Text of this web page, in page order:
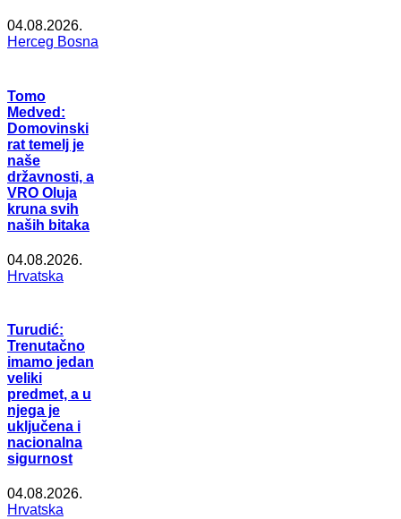
04.08.2026.
Herceg Bosna
Tomo
Medved:
Domovinski
rat temelj je
naše
državnosti, a
VRO Oluja
kruna svih
naših bitaka
04.08.2026.
Hrvatska
Turudić:
Trenutačno
imamo jedan
veliki
predmet, a u
njega je
uključena i
nacionalna
sigurnost
04.08.2026.
Hrvatska